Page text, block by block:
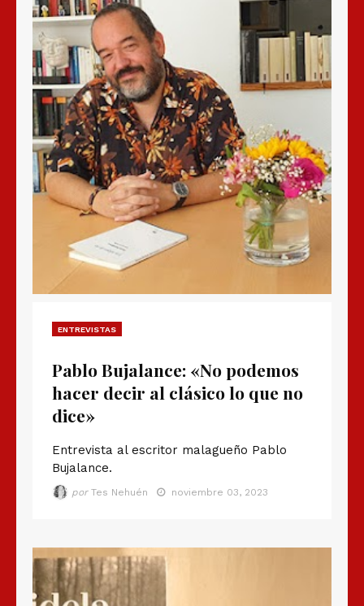
ENTREVISTAS
Pablo Bujalance: «No podemos
hacer decir al clásico lo que no
dice»
Entrevista al escritor malagueño Pablo
Bujalance.
por Tes Nehuén noviembre 03, 2023